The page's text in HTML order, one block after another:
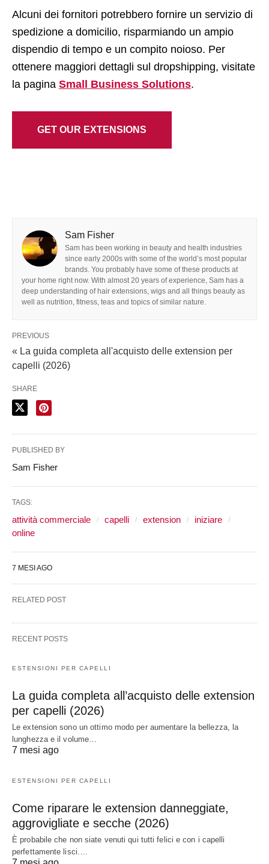
Alcuni dei fornitori potrebbero fornire un servizio di
spedizione a domicilio, risparmiando un ampio
dispendio di tempo e un compito noioso. Per
ottenere maggiori dettagli sul dropshipping, visitate
la pagina Small Business Solutions.
GET OUR EXTENSIONS
Sam Fisher
Sam has been working in beauty and health industries
since early 2000s with some of the world’s most popular
brands. You probably have some of these products at
your home right now. With almost 20 years of experience, Sam has a
deep understanding of hair extensions, wigs and all things beauty as
well as nutrition, fitness, teas and topics of similar nature.
PREVIOUS
« La guida completa all'acquisto delle extension per
capelli (2026)
SHARE
PUBLISHED BY
Sam Fisher
TAGS:
attività commerciale capelli extension
iniziare
online
7 MESI AGO
RELATED POST
RECENT POSTS
ESTENSIONI PER CAPELLI
La guida completa all’acquisto delle extension
per capelli (2026)
Le extension sono un ottimo modo per aumentare la bellezza, la
lunghezza e il volume…
7 mesi ago
ESTENSIONI PER CAPELLI
Come riparare le extension danneggiate,
aggrovigliate e secche (2026)
È probabile che non siate venuti qui tutti felici e con i capelli
perfettamente lisci.…